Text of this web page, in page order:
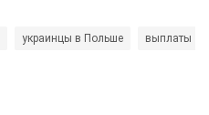
украинцы в Польше выплаты